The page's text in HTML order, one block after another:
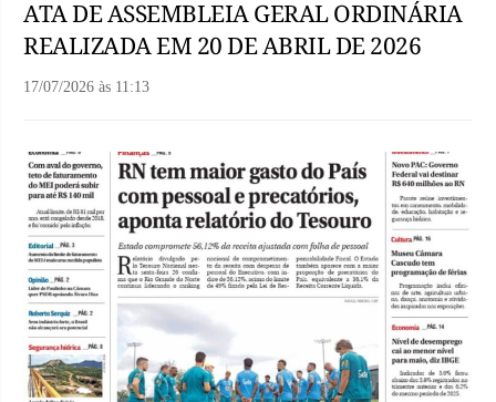
ATA DE ASSEMBLEIA GERAL ORDINÁRIA
REALIZADA EM 20 DE ABRIL DE 2026
17/07/2026 às 11:13